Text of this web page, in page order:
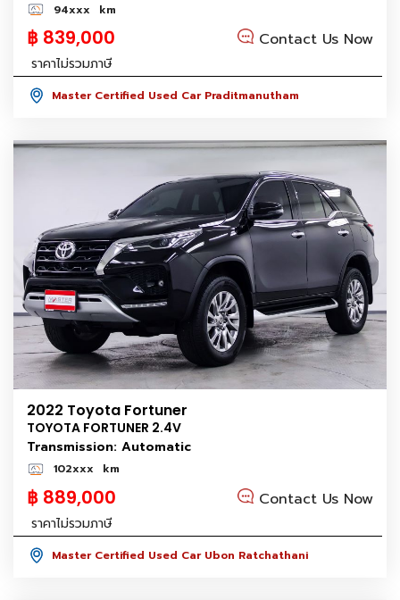
94xxx km
฿ 839,000 Contact Us Now
ราคาไม่รวมภาษี
Master Certified Used Car Praditmanutham
2022 Toyota Fortuner
TOYOTA FORTUNER 2.4V
Transmission: Automatic
102xxx km
฿ 889,000 Contact Us Now
ราคาไม่รวมภาษี
Master Certified Used Car Ubon Ratchathani